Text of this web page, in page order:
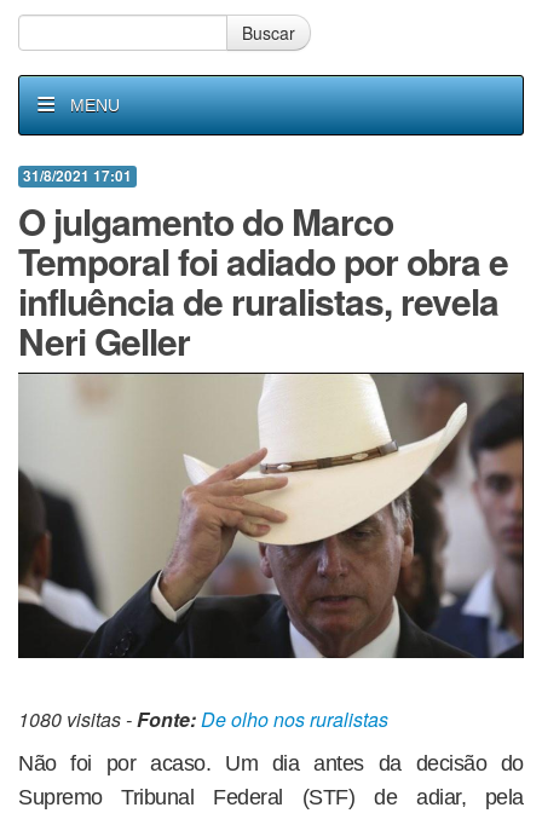
Buscar
MENU
31/8/2021 17:01
O julgamento do Marco
Temporal foi adiado por obra e
influência de ruralistas, revela
Neri Geller
1080 visitas -Fonte:De olho nos ruralistas
Não foi por acaso. Um dia antes da decisão do
Supremo Tribunal Federal (STF) de adiar, pela